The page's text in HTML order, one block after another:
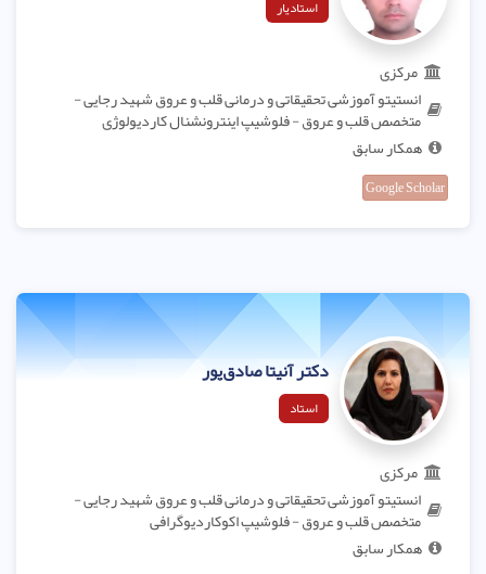
استادیار
مرکزی
انستیتو آموزشی تحقیقاتی و درمانی قلب و عروق شهید رجایی -
متخصص قلب و عروق - فلوشیپ اینترونشنال کاردیولوژی
همکار سابق
Google Scholar
دکتر آنیتا صادق‌پور
استاد
مرکزی
انستیتو آموزشی تحقیقاتی و درمانی قلب و عروق شهید رجایی -
متخصص قلب و عروق - فلوشیپ اکوکاردیوگرافی
همکار سابق